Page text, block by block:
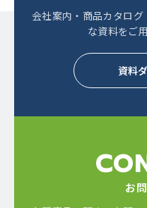
会社案内・商品カタログ
な資料をご
資料
お